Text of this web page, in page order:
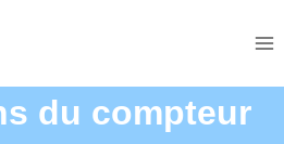
du compteur